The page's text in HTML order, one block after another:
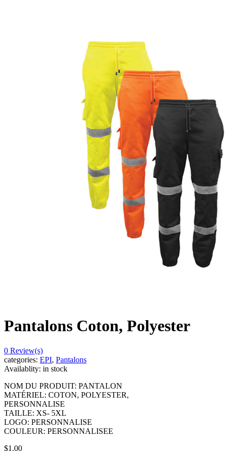
Pantalons Coton, Polyester
0 Review(s)
categories: EPI, Pantalons
Availablity: in stock
NOM DU PRODUIT: PANTALON
MATÉRIEL: COTON, POLYESTER,
PERSONNALISE
TAILLE: XS- 5XL
LOGO: PERSONNALISE
COULEUR: PERSONNALISEE
$1.00